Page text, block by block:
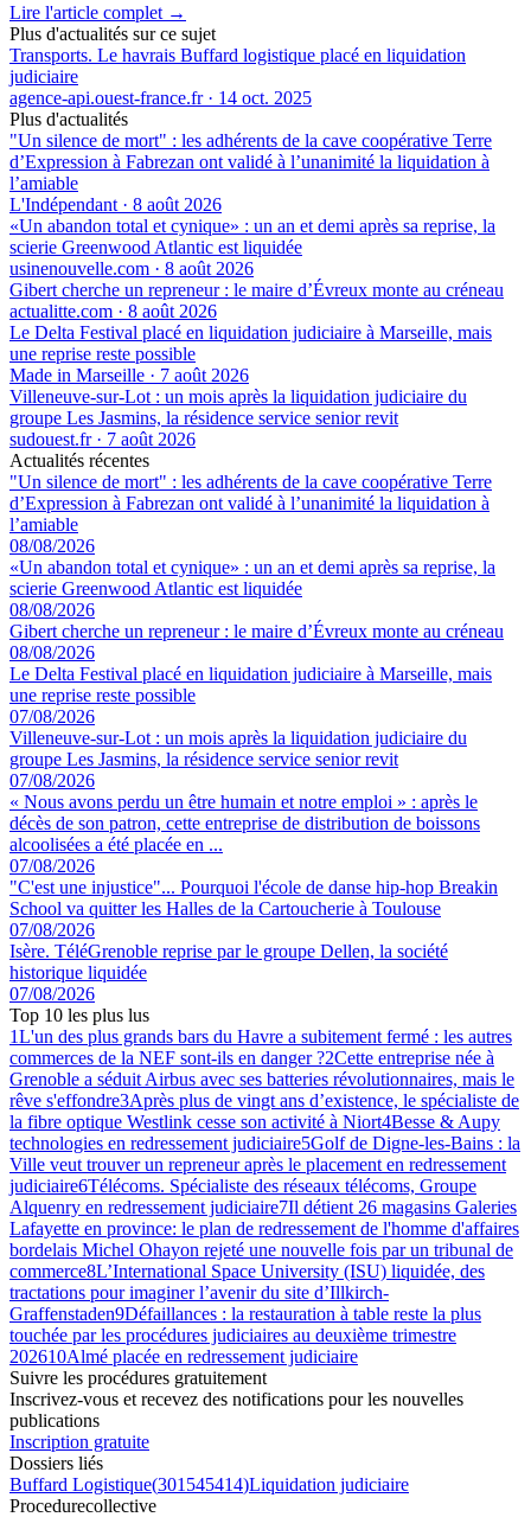
Lire l'article complet →
Plus d'actualités sur ce sujet
Transports. Le havrais Buffard logistique placé en liquidation
judiciaire
agence-api.ouest-france.fr· 14 oct. 2025
Plus d'actualités
"Un silence de mort" : les adhérents de la cave coopérative Terre
d’Expression à Fabrezan ont validé à l’unanimité la liquidation à
l’amiable
L'Indépendant · 8 août 2026
«Un abandon total et cynique» : un an et demi après sa reprise, la
scierie Greenwood Atlantic est liquidée
usinenouvelle.com · 8 août 2026
Gibert cherche un repreneur : le maire d’Évreux monte au créneau
actualitte.com · 8 août 2026
Le Delta Festival placé en liquidation judiciaire à Marseille, mais
une reprise reste possible
Made in Marseille · 7 août 2026
Villeneuve-sur-Lot : un mois après la liquidation judiciaire du
groupe Les Jasmins, la résidence service senior revit
sudouest.fr· 7 août 2026
Actualités récentes
"Un silence de mort" : les adhérents de la cave coopérative Terre
d’Expression à Fabrezan ont validé à l’unanimité la liquidation à
l’amiable
08/08/2026
«Un abandon total et cynique» : un an et demi après sa reprise, la
scierie Greenwood Atlantic est liquidée
08/08/2026
Gibert cherche un repreneur : le maire d’Évreux monte au créneau
08/08/2026
Le Delta Festival placé en liquidation judiciaire à Marseille, mais
une reprise reste possible
07/08/2026
Villeneuve-sur-Lot : un mois après la liquidation judiciaire du
groupe Les Jasmins, la résidence service senior revit
07/08/2026
« Nous avons perdu un être humain et notre emploi » : après le
décès de son patron, cette entreprise de distribution de boissons
alcoolisées a été placée en ...
07/08/2026
"C'est une injustice"... Pourquoi l'école de danse hip-hop Breakin
School va quitter les Halles de la Cartoucherie à Toulouse
07/08/2026
Isère. TéléGrenoble reprise par le groupe Dellen, la société
historique liquidée
07/08/2026
Top 10 les plus lus
1L'un des plus grands bars du Havre a subitement fermé : les autres
commerces de la NEF sont-ils en danger ?2Cette entreprise née à
Grenoble a séduit Airbus avec ses batteries révolutionnaires, mais le
rêve s'effondre3Après plus de vingt ans d’existence, le spécialiste de
la fibre optique Westlink cesse son activité à Niort4Besse & Aupy
technologies en redressement judiciaire5Golf de Digne-les-Bains : la
Ville veut trouver un repreneur après le placement en redressement
judiciaire6Télécoms. Spécialiste des réseaux télécoms, Groupe
Alquenry en redressement judiciaire7Il détient 26 magasins Galeries
Lafayette en province: le plan de redressement de l'homme d'affaires
bordelais Michel Ohayon rejeté une nouvelle fois par un tribunal de
commerce8L’International Space University (ISU) liquidée, des
tractations pour imaginer l’avenir du site d’Illkirch-
Graffenstaden9Défaillances : la restauration à table reste la plus
touchée par les procédures judiciaires au deuxième trimestre
202610Almé placée en redressement judiciaire
Suivre les procédures gratuitement
Inscrivez-vous et recevez des notifications pour les nouvelles
publications
Inscription gratuite
Dossiers liés
Buffard Logistique(301545414)Liquidation judiciaire
Procedurecollective